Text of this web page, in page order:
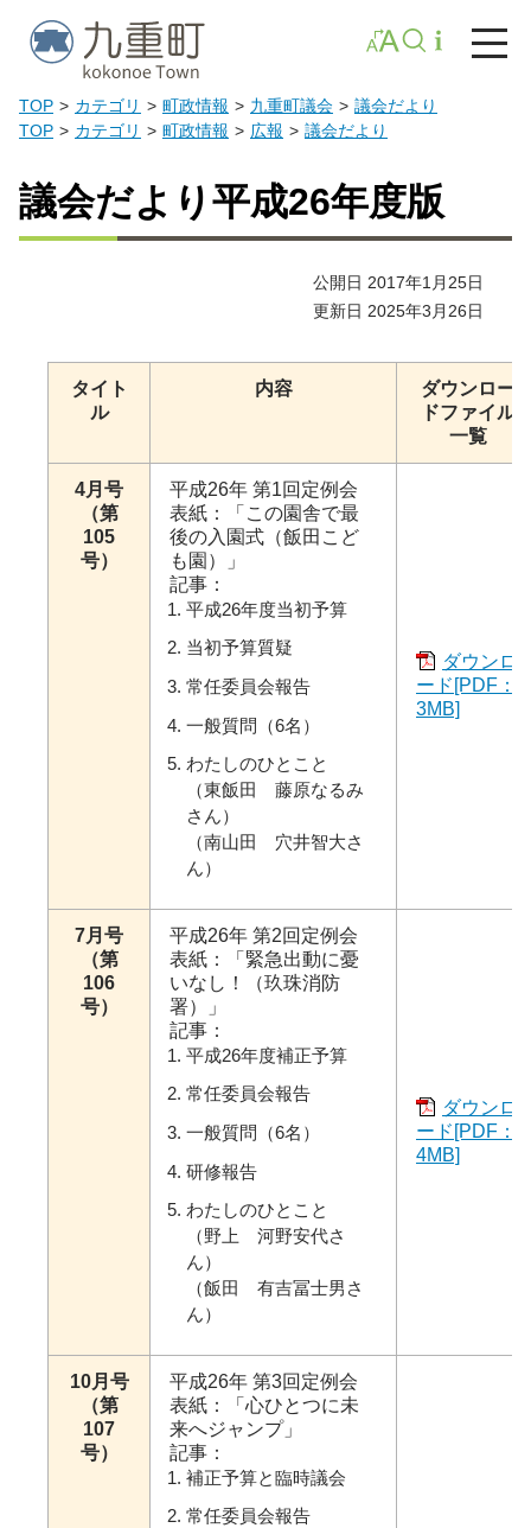
TOP カテゴリ 町政情報 九重町議会
議会だより
TOP
カテゴリ 町政情報 広報 議会だより
議会だより平成26年度版
公開日 2017年1月25日
更新日 2025年3月26日
タイト
ル
内容
ダウンロー
ドファイル
一覧
4月号
（第
105
号）
平成26年 第1回定例会
表紙：「この園舎で最
後の入園式（飯田こど
も園）」
記事：
平成26年度当初予算
当初予算質疑
常任委員会報告
一般質問（6名）
わたしのひとこと
（東飯田 藤原なるみ
さん）
（南山田 穴井智大さ
ん）
ダウンロ
ード[PDF：
3MB]
7月号
（第
106
号）
平成26年 第2回定例会
表紙：「緊急出動に憂
いなし！（玖珠消防
署）」
記事：
平成26年度補正予算
常任委員会報告
一般質問（6名）
研修報告
わたしのひとこと
（野上 河野安代さ
ん）
（飯田 有吉冨士男さ
ん）
ダウンロ
ード[PDF：
4MB]
10月号
（第
107
号）
平成26年 第3回定例会
表紙：「心ひとつに未
来へジャンプ」
記事：
補正予算と臨時議会
常任委員会報告